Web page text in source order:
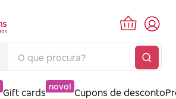
Gift cards
novo!
Cupons de desconto